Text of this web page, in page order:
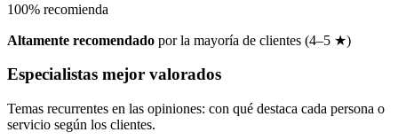
100% recomienda
Altamente recomendado por la mayoría de clientes (4–5 ★)
Especialistas mejor valorados
Temas recurrentes en las opiniones: con qué destaca cada persona o
servicio según los clientes.